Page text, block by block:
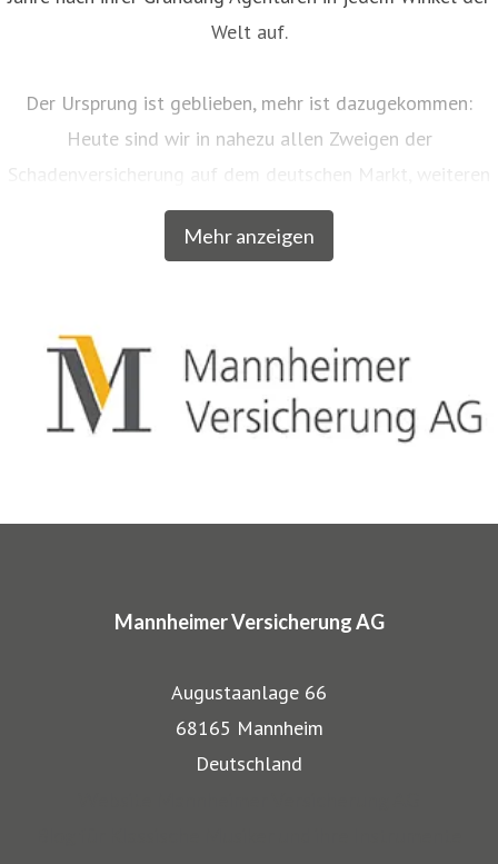
Mehr anzeigen
Welt auf.
Der Ursprung ist geblieben, mehr ist dazugekommen:
Heute sind wir in nahezu allen Zweigen der
Schadenversicherung auf dem deutschen Markt, weiteren
EU-Ländern und der Schweiz aktiv. Neben unserem
Breitengeschäft sind wir am Markt als Versicherer von
gewerblichen Bereich anerkannt. Beispielsweise
entwickelten wir für Musiker, Galeristen und Juweliere
komplette Absicherungspakete. Diese tragen
gut wieder: Gerade, wenn wertvolle Gegenstände wie
bestehen besondere Gefahren. Die Mitarbeiter der
Mannheimer bieten dafür nicht nur optimalen
Versicherungsschutz, sondern beraten auch in allen
Mannheimer Versicherung AG
Augustaanlage 66
68165 Mannheim
Deutschland